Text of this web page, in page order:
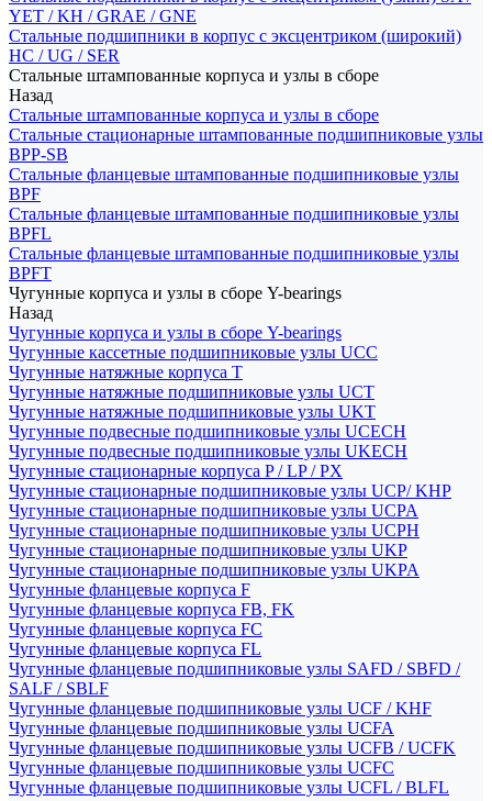
YET / KH / GRAE / GNE
Стальные подшипники в корпус с эксцентриком (широкий)
HC / UG / SER
Стальные штампованные корпуса и узлы в сборе
Назад
Стальные штампованные корпуса и узлы в сборе
Стальные стационарные штампованные подшипниковые узлы
BPP-SB
Стальные фланцевые штампованные подшипниковые узлы
BPF
Стальные фланцевые штампованные подшипниковые узлы
BPFL
Стальные фланцевые штампованные подшипниковые узлы
BPFT
Чугунные корпуса и узлы в сборе Y-bearings
Назад
Чугунные корпуса и узлы в сборе Y-bearings
Чугунные кассетные подшипниковые узлы UCC
Чугунные натяжные корпуса T
Чугунные натяжные подшипниковые узлы UCT
Чугунные натяжные подшипниковые узлы UKT
Чугунные подвесные подшипниковые узлы UCECH
Чугунные подвесные подшипниковые узлы UKECH
Чугунные стационарные корпуса P / LP / PX
Чугунные стационарные подшипниковые узлы UCP/ KHP
Чугунные стационарные подшипниковые узлы UCPA
Чугунные стационарные подшипниковые узлы UCPH
Чугунные стационарные подшипниковые узлы UKP
Чугунные стационарные подшипниковые узлы UKPA
Чугунные фланцевые корпуса F
Чугунные фланцевые корпуса FB, FK
Чугунные фланцевые корпуса FC
Чугунные фланцевые корпуса FL
Чугунные фланцевые подшипниковые узлы SAFD / SBFD /
SALF / SBLF
Чугунные фланцевые подшипниковые узлы UCF / KHF
Чугунные фланцевые подшипниковые узлы UCFA
Чугунные фланцевые подшипниковые узлы UCFB / UCFK
Чугунные фланцевые подшипниковые узлы UCFC
Чугунные фланцевые подшипниковые узлы UCFL / BLFL